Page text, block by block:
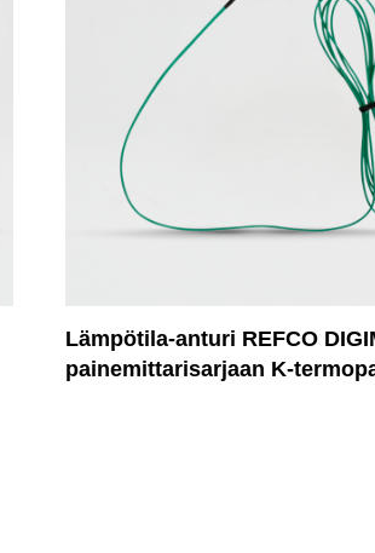
Lämpötila-anturi REFCO
painemittarisarjaan K-